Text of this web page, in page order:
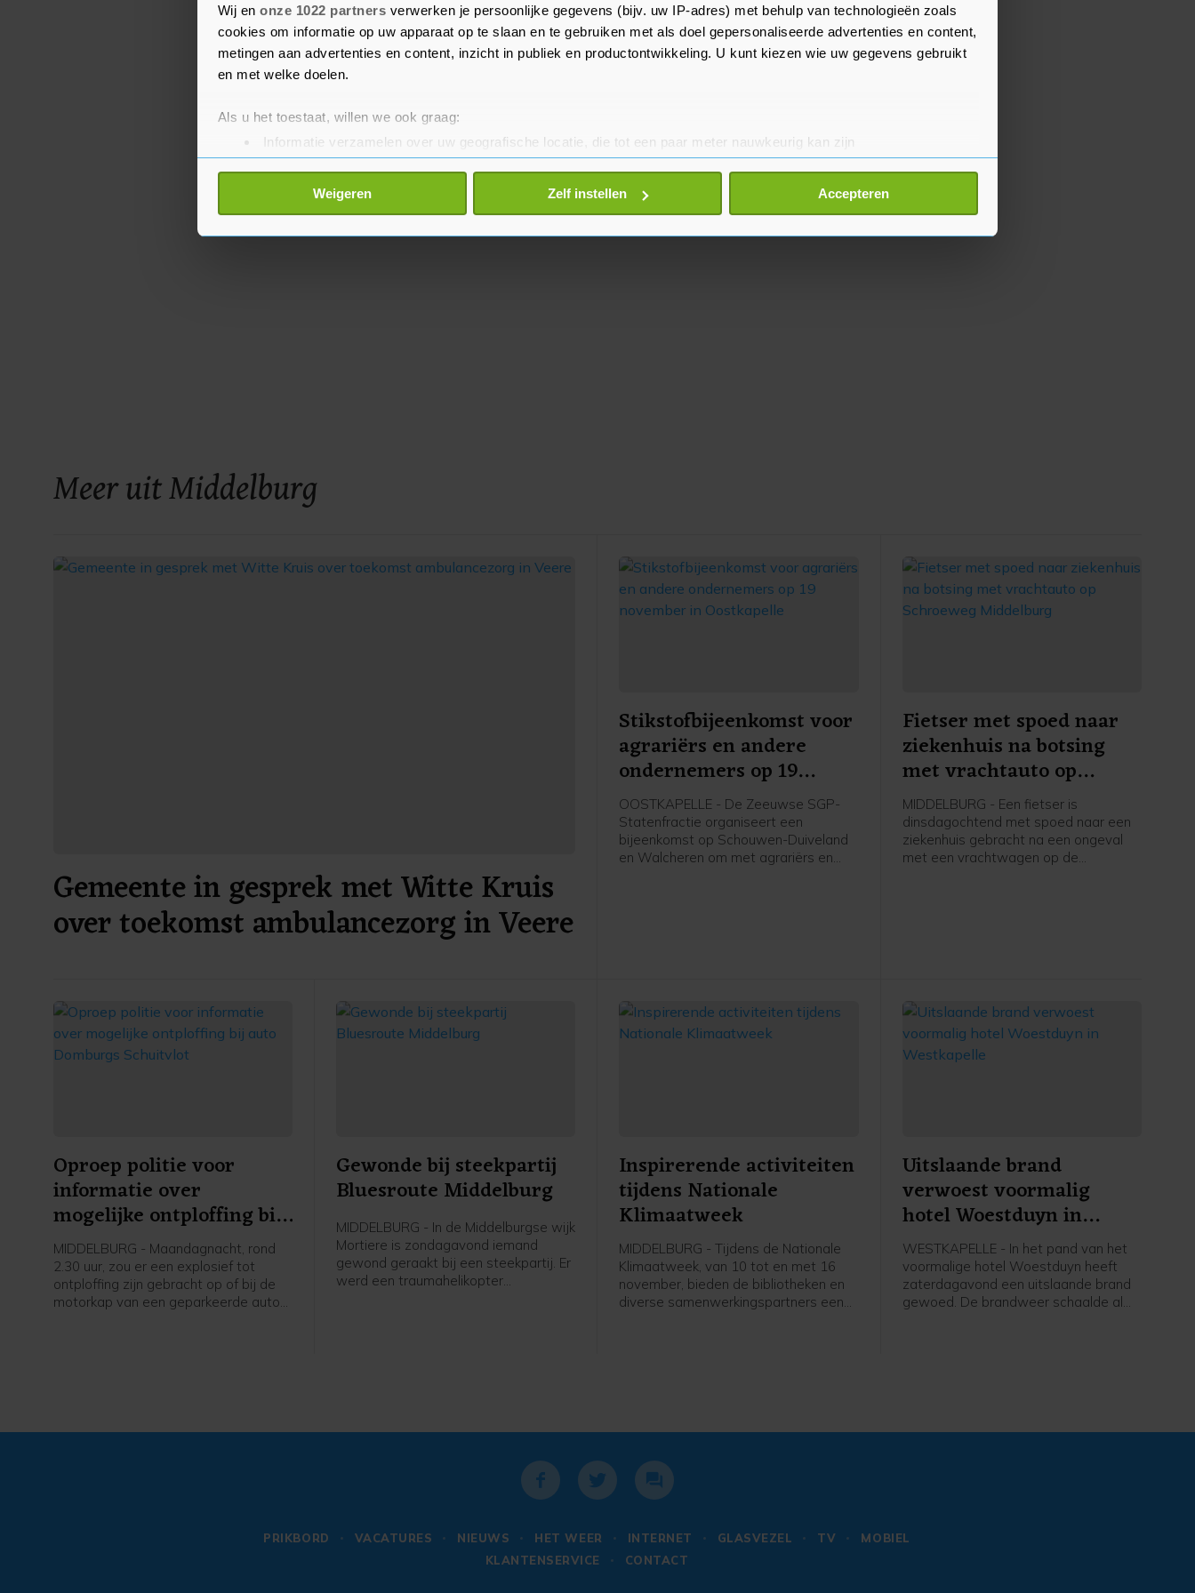
Wij en onze 1022 partners verwerken je persoonlijke gegevens (bijv. uw IP-adres) met behulp van technologieën zoals
cookies om informatie op uw apparaat op te slaan en te gebruiken met als doel gepersonaliseerde advertenties en content,
metingen aan advertenties en content, inzicht in publiek en productontwikkeling. U kunt kiezen wie uw gegevens gebruikt
en met welke doelen.
Als u het toestaat, willen we ook graag:
Informatie verzamelen over uw geografische locatie, die tot een paar meter nauwkeurig kan zijn
Uw apparaat identificeren door het actief te scannen op specifieke eigenschappen (fingerprinting)
Lees meer over hoe uw persoonlijke gegevens worden verwerkt en stel uw voorkeuren in het
detailgedeelte
toestemming op elk moment wijzigen of intrekken in de Cookieverklaring.
Weigeren Zelf instellen Accepteren
professoren van UCR deze, maar soms zijn er
gastsprekers, zoals Lola. Dit is het tweede online college.
Meer uit Middelburg
Gemeente in gesprek met Witte Kruis
over toekomst ambulancezorg in Veere
Stikstofbijeenkomst voor
agrariërs en andere
ondernemers op 19
november in Oostkapelle
OOSTKAPELLE - De Zeeuwse SGP-
Statenfractie organiseert een
bijeenkomst op Schouwen-Duiveland
en Walcheren om met agrariërs en
Fietser met spoed naar
ziekenhuis na botsing
met vrachtauto op
Schroeweg Middelburg
MIDDELBURG - Een fietser is
dinsdagochtend met spoed naar een
ziekenhuis gebracht na een ongeval
met een vrachtwagen op de
Oproep politie voor
informatie over
mogelijke ontploffing bij
auto Domburgs
Schuitvlot
MIDDELBURG - Maandagnacht, rond
2.30 uur, zou er een explosief tot
ontploffing zijn gebracht op of bij de
motorkap van een geparkeerde auto
Gewonde bij steekpartij
Bluesroute Middelburg
MIDDELBURG - In de Middelburgse wijk
Mortiere is zondagavond iemand
gewond geraakt bij een steekpartij. Er
werd een traumahelikopter
opgeroepen. De komst hiervan werd
rond 20.00 uur geannuleerd. Er hoefde
na een medische check niemand mee
hebben een verdachte aangehouden.
Deze is overgebracht naar een
politiecellencomplex. Een deel van de
Inspirerende activiteiten
tijdens Nationale
Klimaatweek
MIDDELBURG - Tijdens de Nationale
Klimaatweek, van 10 tot en met 16
november, bieden de bibliotheken en
diverse samenwerkingspartners een
Uitslaande brand
verwoest voormalig
hotel Woestduyn in
Westkapelle
WESTKAPELLE - In het pand van het
voormalige hotel Woestduyn heeft
zaterdagavond een uitslaande brand
gewoed. De brandweer schaalde al
PRIKBORD VACATURES NIEUWS HET WEER INTERNET GLASVEZEL TV
MOBIEL
KLANTENSERVICE
CONTACT